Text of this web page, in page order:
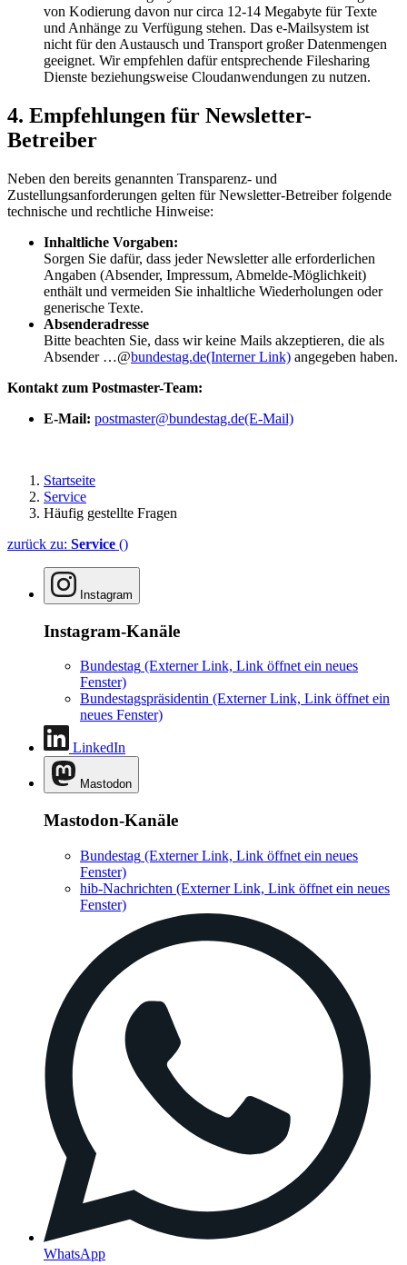
von Kodierung davon nur circa 12-14 Megabyte für Texte
und Anhänge zu Verfügung stehen. Das e-Mailsystem ist
nicht für den Austausch und Transport großer Datenmengen
geeignet. Wir empfehlen dafür entsprechende Filesharing
Dienste beziehungsweise Cloudanwendungen zu nutzen.
4. Empfehlungen für Newsletter-
Betreiber
Neben den bereits genannten Transparenz- und
Zustellungsanforderungen gelten für Newsletter-Betreiber folgende
technische und rechtliche Hinweise:
Inhaltliche Vorgaben:
Sorgen Sie dafür, dass jeder Newsletter alle erforderlichen
Angaben (Absender, Impressum, Abmelde-Möglichkeit)
enthält und vermeiden Sie inhaltliche Wiederholungen oder
generische Texte.
Absenderadresse
Bitte beachten Sie, dass wir keine Mails akzeptieren, die als
Absender …@bundestag.de(Interner Link) angegeben haben.
Kontakt zum Postmaster-Team:
E-Mail: postmaster@bundestag.de(E-Mail)
Startseite
Service
Häufig gestellte Fragen
zurück zu: Service ()
Instagram
Instagram-Kanäle
Bundestag (Externer Link, Link öffnet ein neues
Fenster)
Bundestagspräsidentin (Externer Link, Link öffnet ein
neues Fenster)
LinkedIn
Mastodon
Mastodon-Kanäle
Bundestag (Externer Link, Link öffnet ein neues
Fenster)
hib-Nachrichten (Externer Link, Link öffnet ein neues
Fenster)
WhatsApp